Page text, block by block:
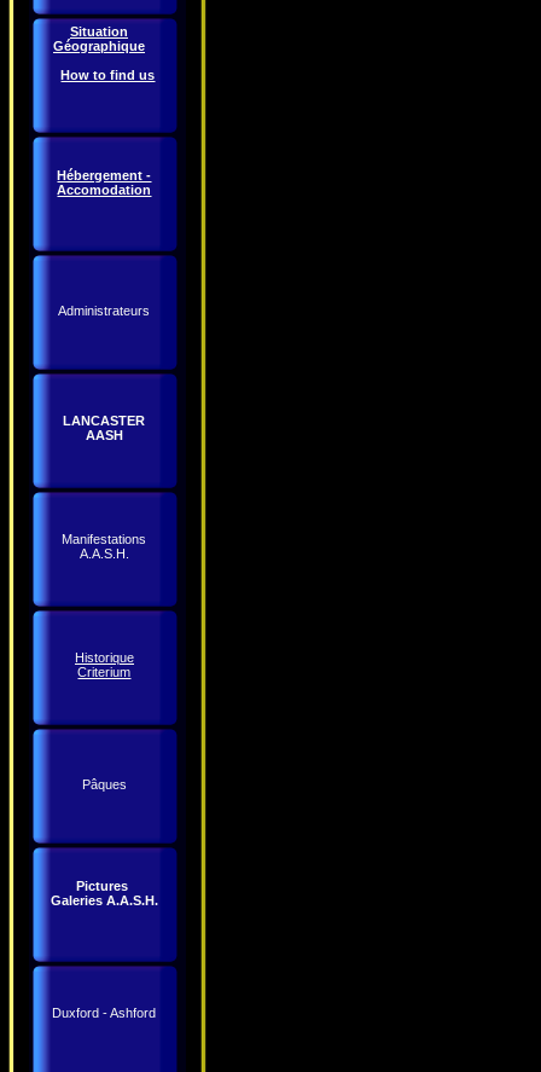
Situation
Géographique
How to find us
Hébergement -
Accomodation
Administrateurs
LANCASTER
AASH
Manifestations
A.A.S.H.
Historique
Criterium
Pâques
Pictures
Galeries A.A.S.H.
Duxford - Ashford